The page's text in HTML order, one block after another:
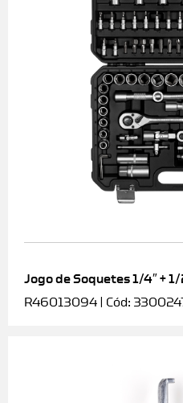
Jogo de Soquetes 1/4″ +
R46013094 | Cód: